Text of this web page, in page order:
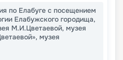
по Елабуге с посещением
Елабужского городища,
М.И.Цветаевой, музея
музея